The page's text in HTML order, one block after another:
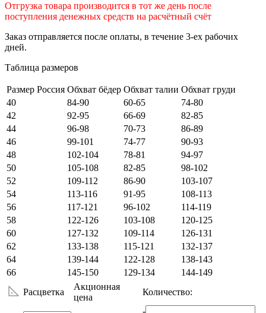
Отгрузка товара производится в тот же день после
поступления денежных средств на расчётный счёт
Заказ отправляется после оплаты, в течение 3-ех рабочих
дней.
Таблица размеров
Размер Россия Обхват бёдер Обхват талии Обхват груди
40
84-90 60-65
74-80
42
92-95 66-69
82-85
44
96-98 70-73
86-89
46
99-101 74-77
90-93
48
102-104 78-81
94-97
50
105-108 82-85
98-102
52
109-112 86-90
103-107
54
113-116 91-95
108-113
56
117-121 96-102
114-119
58
122-126 103-108
120-125
60
127-132 109-114
126-131
62
133-138 115-121
132-137
64
139-144 122-128
138-143
66
145-150 129-134
144-149
Расцветка
Акционная
цена
Количество: